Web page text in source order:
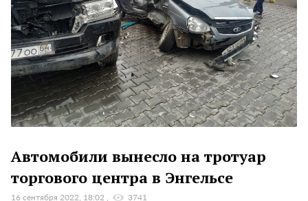
Автомобили вынесло на тротуар
торгового центра в Энгельсе
16 сентября 2022, 18:02 3741